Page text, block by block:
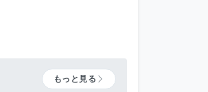
もっと見る